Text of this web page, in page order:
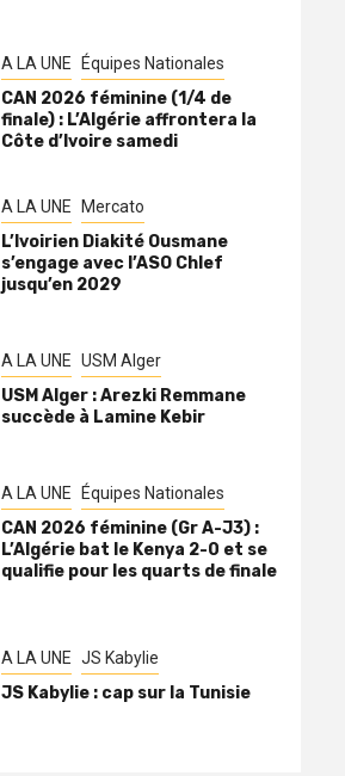
A LA UNE Équipes Nationales
CAN 2026 féminine (1/4 de
finale) : L’Algérie affrontera la
Côte d’Ivoire samedi
A LA UNE Mercato
L’Ivoirien Diakité Ousmane
s’engage avec l’ASO Chlef
jusqu’en 2029
A LA UNE USM Alger
USM Alger : Arezki Remmane
succède à Lamine Kebir
A LA UNE Équipes Nationales
CAN 2026 féminine (Gr A-J3) :
L’Algérie bat le Kenya 2-0 et se
qualifie pour les quarts de finale
A LA UNE JS Kabylie
JS Kabylie : cap sur la Tunisie